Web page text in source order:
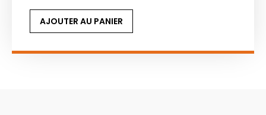
AJOUTER AU PANIER